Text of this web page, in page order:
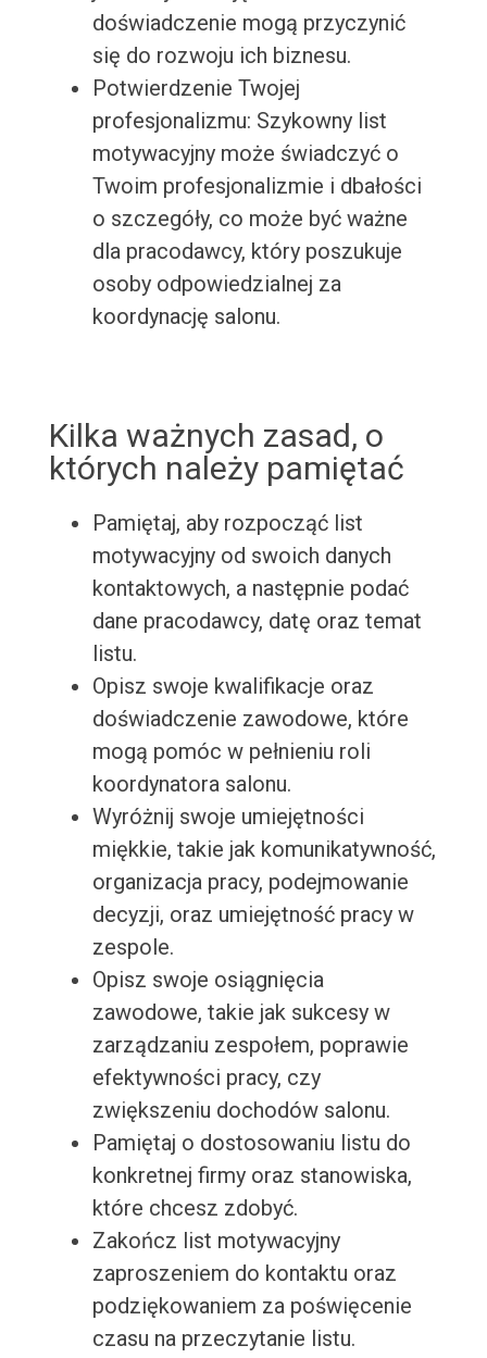
doświadczenie mogą przyczynić
się do rozwoju ich biznesu.
Potwierdzenie Twojej
profesjonalizmu: Szykowny list
motywacyjny może świadczyć o
Twoim profesjonalizmie i dbałości
o szczegóły, co może być ważne
dla pracodawcy, który poszukuje
osoby odpowiedzialnej za
koordynację salonu.
Kilka ważnych zasad, o
których należy pamiętać
Pamiętaj, aby rozpocząć list
motywacyjny od swoich danych
kontaktowych, a następnie podać
dane pracodawcy, datę oraz temat
listu.
Opisz swoje kwalifikacje oraz
doświadczenie zawodowe, które
mogą pomóc w pełnieniu roli
koordynatora salonu.
Wyróżnij swoje umiejętności
miękkie, takie jak komunikatywność,
organizacja pracy, podejmowanie
decyzji, oraz umiejętność pracy w
zespole.
Opisz swoje osiągnięcia
zawodowe, takie jak sukcesy w
zarządzaniu zespołem, poprawie
efektywności pracy, czy
zwiększeniu dochodów salonu.
Pamiętaj o dostosowaniu listu do
konkretnej firmy oraz stanowiska,
które chcesz zdobyć.
Zakończ list motywacyjny
zaproszeniem do kontaktu oraz
podziękowaniem za poświęcenie
czasu na przeczytanie listu.